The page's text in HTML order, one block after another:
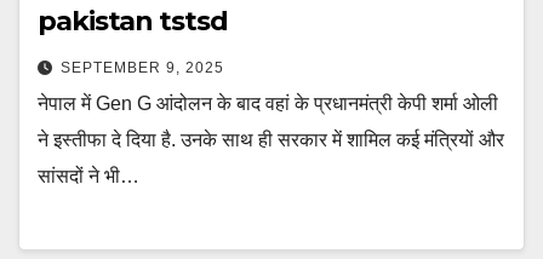
pakistan tstsd
SEPTEMBER 9, 2025
नेपाल में Gen G आंदोलन के बाद वहां के प्रधानमंत्री केपी शर्मा ओली
ने इस्तीफा दे दिया है. उनके साथ ही सरकार में शामिल कई मंत्रियों और
सांसदों ने भी…